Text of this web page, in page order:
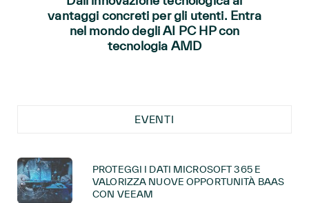
vantaggi concreti per gli utenti. Entra
nel mondo degli AI PC HP con
tecnologia AMD
EVENTI
PROTEGGI I DATI MICROSOFT 365 E
VALORIZZA NUOVE OPPORTUNITÀ BAAS
CON VEEAM